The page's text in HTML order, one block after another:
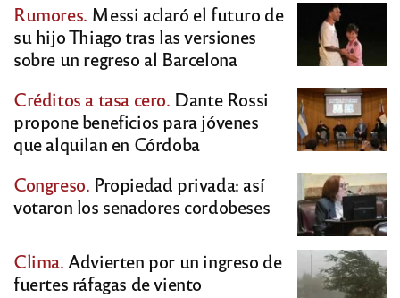
Rumores. Messi aclaró el futuro de
su hijo Thiago tras las versiones
sobre un regreso al Barcelona
Créditos a tasa cero. Dante Rossi
propone beneficios para jóvenes
que alquilan en Córdoba
Congreso. Propiedad privada: así
votaron los senadores cordobeses
Clima. Advierten por un ingreso de
fuertes ráfagas de viento